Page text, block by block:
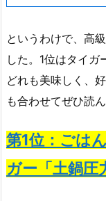
というわけで、高
した。1位はタイ
どれも美味しく、
も合わせてぜひ読
第1位：ごは
ガー「土鍋圧